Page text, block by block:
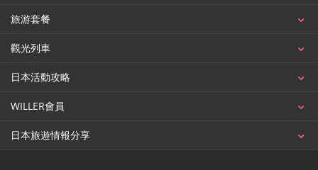
旅游套餐
觀光列車
日本活動攻略
WILLER會員
日本旅遊情報分享